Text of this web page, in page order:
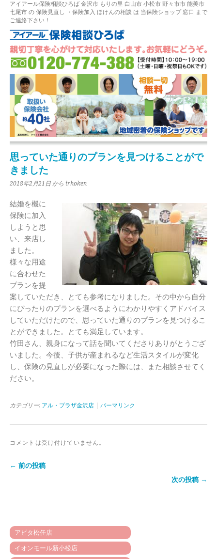
アイアール保険相談ひろば 金沢市 もりの里 白山市 小松市 野々市市 能美市
七尾市 の 保険見直し ・保険加入 ほけんの相談 は 当保険ショップ 窓口 まで
ご連絡下さい！
思っていた通りのプランを見つけることがで
きました
2018年2月21日 から irhoken
結婚を機に
保険に加入
しようと思
い、来店し
ました。
様々な用途
に合わせた
プランを提
案していただき、とても参考になりました。その中から自分
にぴったりのプランを選べるようにわかりやすくアドバイス
していただけたので、思っていた通りのプランを見つけるこ
とができました。とても満足しています。
竹田さん、親身になって話を聞いてくださりありがとうござ
いました。今後、子供が産まれるなど生活スタイルが変化
し、保険の見直しが必要になった際には、また相談させてく
ださい。
カテゴリー: アル・プラザ金沢店 パーマリンク
コメントは受け付けていません。
← 前の投稿
次の投稿 →
アピタ松任店
イオンモール新小松店